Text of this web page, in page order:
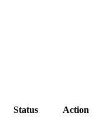
Status Action